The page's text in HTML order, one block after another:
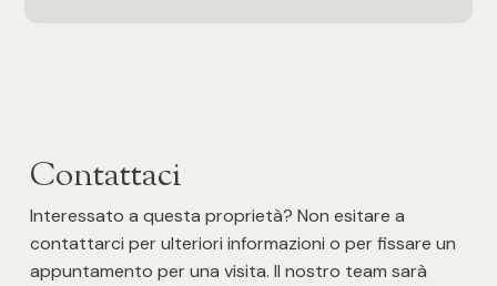
Contattaci
Interessato a questa proprietà? Non esitare a
contattarci per ulteriori informazioni o per fissare un
appuntamento per una visita. Il nostro team sarà
-
multiscelta
Giardino